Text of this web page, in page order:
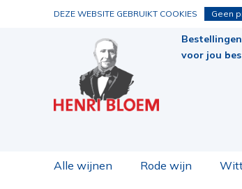
DEZE WEBSITE GEBRUIKT COOKIES Geen
voor jou
Alle wijnen Rode wijn